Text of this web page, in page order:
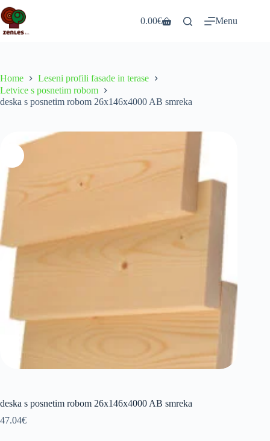
Skip
to
content
Shopping
0.00€ Menu
Home
Leseni profili fasade in terase
Letvice s posnetim robom
deska s posnetim robom 26x146x4000 AB smreka
deska s posnetim robom 26x146x4000 AB smreka
47.04€